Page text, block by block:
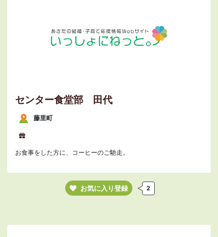
センター食堂部 田代
藤里町
お食事をした方に、コーヒーのご馳走。
お気に入り登録 2